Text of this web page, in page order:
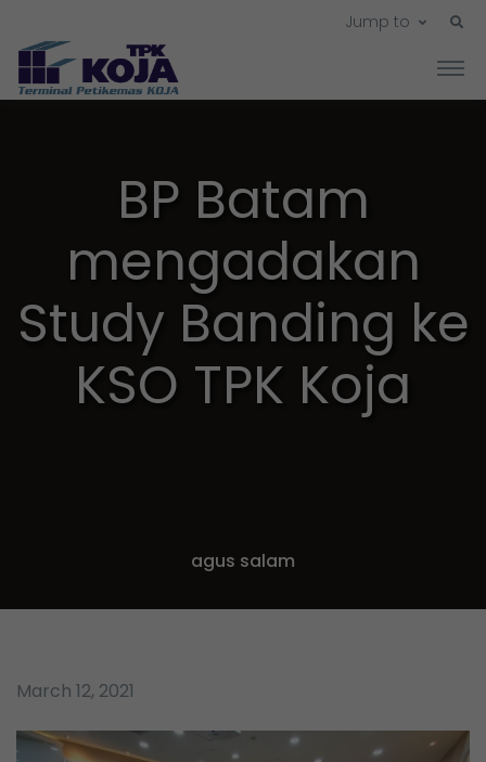
Jump to
BP Batam
mengadakan
Study Banding ke
KSO TPK Koja
agus salam
March 12, 2021